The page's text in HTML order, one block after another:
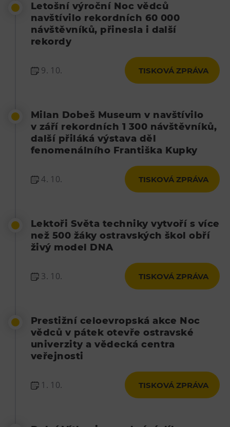
Letošní výroční Noc vědců
navštívilo rekordních 60 000
návštěvníků, přinesla i další
rekordy
9. 10. TISKOVÁ ZPRÁVA
Milan Dobeš Museum v navštívilo
v září rekordních 1 300 návštěvníků,
další přiláká výstava děl
fenomenálního Františka Kupky
4. 10. TISKOVÁ ZPRÁVA
Lektoři Světa techniky vytvoří s více
než 500 žáky ostravských škol obří
živý model DNA
3. 10. TISKOVÁ ZPRÁVA
Prestižní celoevropská akce Noc
vědců v pátek otevře ostravské
univerzity a vědecká centra
veřejnosti
1. 10. TISKOVÁ ZPRÁVA